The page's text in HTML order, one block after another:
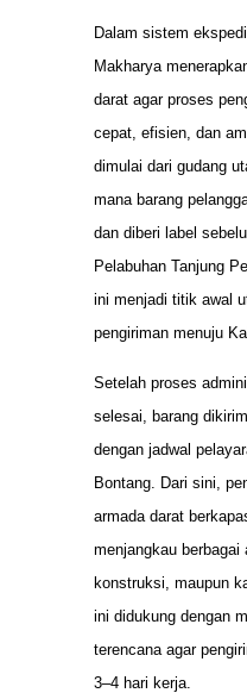
Dalam sistem
Makharya
darat agar proses
cepat, efisien, dan
dimulai dari gudang
mana barang
dan diberi label
Pelabuhan Tanjung
ini menjadi titik awal
pengiriman menuju
Setelah proses
selesai, barang
dengan jadwal
Bontang. Dari sini,
armada darat
menjangkau berbagai
konstruksi, maupun
ini didukung dengan
terencana agar
3–4 hari kerja.